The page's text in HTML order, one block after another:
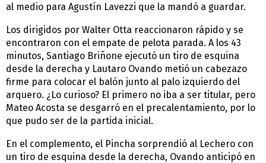
al medio para Agustín Lavezzi que la mandó a guardar.
Los dirigidos por Walter Otta reaccionaron rápido y se
encontraron con el empate de pelota parada. A los 43
minutos, Santiago Briñone ejecutó un tiro de esquina
desde la derecha y Lautaro Ovando metió un cabezazo
firme para colocar el balón junto al palo izquierdo del
arquero. ¿Lo curioso? El primero no iba a ser titular, pero
Mateo Acosta se desgarró en el precalentamiento, por lo
que pudo ser de la partida inicial.
En el complemento, el Pincha sorprendió al Lechero con
un tiro de esquina desde la derecha, Ovando anticipó en